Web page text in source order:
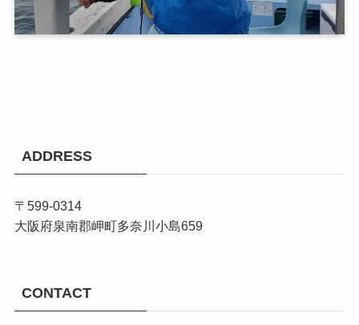
ADDRESS
〒599-0314
大阪府泉南郡岬町多奈川小島659
CONTACT